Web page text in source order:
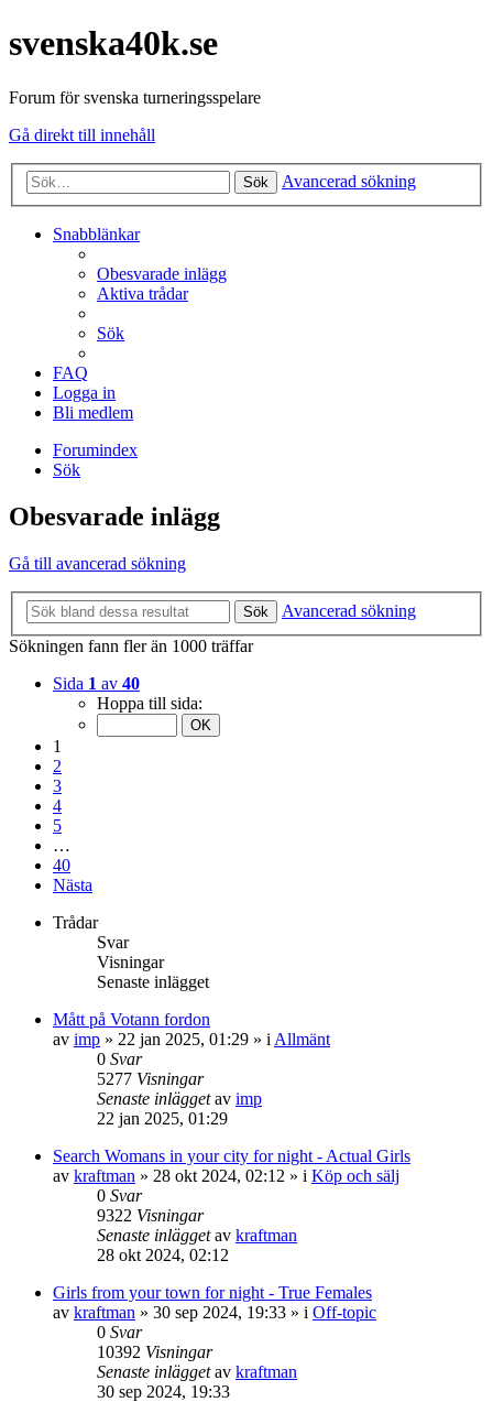
svenska40k.se
Forum för svenska turneringsspelare
Gå direkt till innehåll
Sök Avancerad sökning
Snabblänkar
Obesvarade inlägg
Aktiva trådar
Sök
FAQ
Logga in
Bli medlem
Forumindex
Sök
Obesvarade inlägg
Gå till avancerad sökning
Sök
Avancerad sökning
Sökningen fann fler än 1000 träffar
Sida 1 av 40
Hoppa till sida:
1
2
3
4
5
…
40
Nästa
Trådar
Svar
Visningar
Senaste inlägget
Mått på Votann fordon
av imp » 22 jan 2025, 01:29 » i Allmänt
0 Svar
5277 Visningar
Senaste inläggetav imp
22 jan 2025, 01:29
Search Womans in your city for night - Actual Girls
av kraftman » 28 okt 2024, 02:12 » i Köp och sälj
0 Svar
9322 Visningar
Senaste inläggetav kraftman
28 okt 2024, 02:12
Girls from your town for night - True Females
av kraftman » 30 sep 2024, 19:33 » i Off-topic
0 Svar
10392 Visningar
Senaste inläggetav kraftman
30 sep 2024, 19:33